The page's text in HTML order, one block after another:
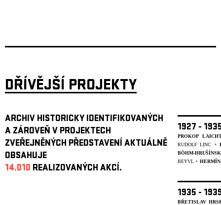
DŘÍVĚJŠÍ PROJEKTY
ARCHIV HISTORICKY IDENTIFIKOVANÝCH
A ZÁROVEŇ V PROJEKTECH
ZVEŘEJNĚNÝCH PŘEDSTAVENÍ AKTUÁLNĚ
OBSAHUJE
14.010 REALIZOVANÝCH AKCÍ.
1927 -
PROKOP
RUDOLF LINC +
BÖHM-
BEYVL +
1935 -
BŘETISLAV